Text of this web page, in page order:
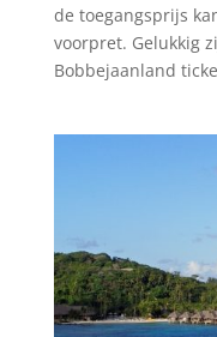
de toegangsprijs
voorpret. Gelukkig
Bobbejaanland